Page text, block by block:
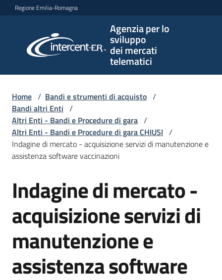
Vai al contenuto
Vai alla navigazione
Vai al footer
Regione Emilia-Romagna
Agenzia per lo
sviluppo
dei mercati
telematici
per lo
sviluppo
telematici
L'Agenzia
Bandi
di
acquisto
Supporto
Home / Bandi e strumenti di acquisto /
Bandi altri Enti /
Altri Enti - Bandi e Procedure di gara /
Altri Enti - Bandi e Procedure di gara CHIUSI /
Indagine di mercato - acquisizione servizi di manutenzione e
assistenza software vaccinazioni
Salta al contenuto
Indagine di mercato -
acquisizione servizi di
manutenzione e
assistenza software